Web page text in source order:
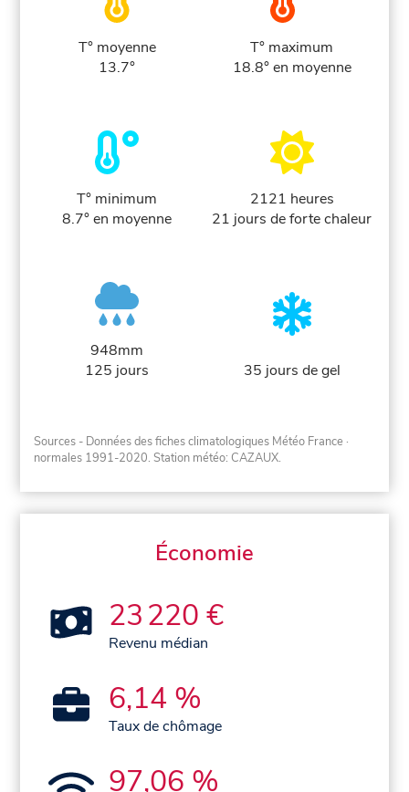
T° moyenne
13.7°
T° maximum
18.8° en moyenne
T° minimum
8.7° en moyenne
2121 heures
21 jours de forte chaleur
948mm
125 jours
35 jours de gel
Sources - Données des fiches climatologiques Météo France ·
normales 1991-2020. Station météo: CAZAUX.
Économie
23 220 €
Revenu médian
6,14 %
Taux de chômage
97,06 %